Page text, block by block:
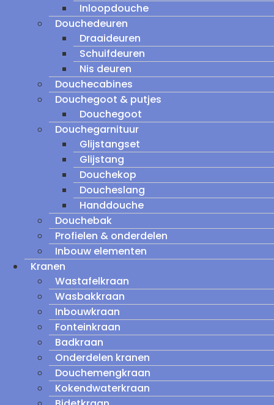
Inloopdouche
Douchedeuren
Draaideuren
Schuifdeuren
Nis deuren
Douchecabines
Douchegoot & putjes
Douchegoot
Douchegarnituur
Glijstangset
Glijstang
Douchekop
Doucheslang
Handdouche
Douchebak
Profielen & onderdelen
Inbouw elementen
Kranen
Wastafelkraan
Wasbakkraan
Inbouwkraan
Fonteinkraan
Badkraan
Onderdelen kranen
Douchemengkraan
Kokendwaterkraan